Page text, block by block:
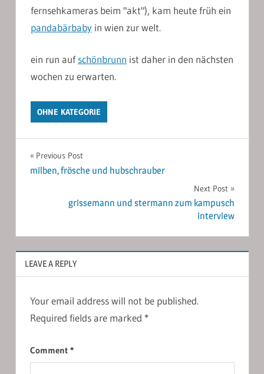
fernsehkameras beim "akt"), kam heute früh ein
pandabärbaby in wien zur welt.
ein run aufschönbrunn ist daher in den nächsten
wochen zu erwarten.
OHNE KATEGORIE
Post
navigation
Previous Post
milben, frösche und hubschrauber
Next Post
grissemann und stermann zum kampusch
interview
LEAVE A REPLY
Your email address will not be published.
Required fields are marked *
Comment *